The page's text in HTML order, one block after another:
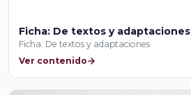
Ficha: De textos y adaptaciones
Ficha: De textos y adaptaciones
Ver contenido